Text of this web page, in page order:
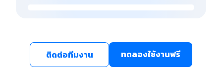
ติดต่อทีมงาน ทดลองใช้งานฟรี